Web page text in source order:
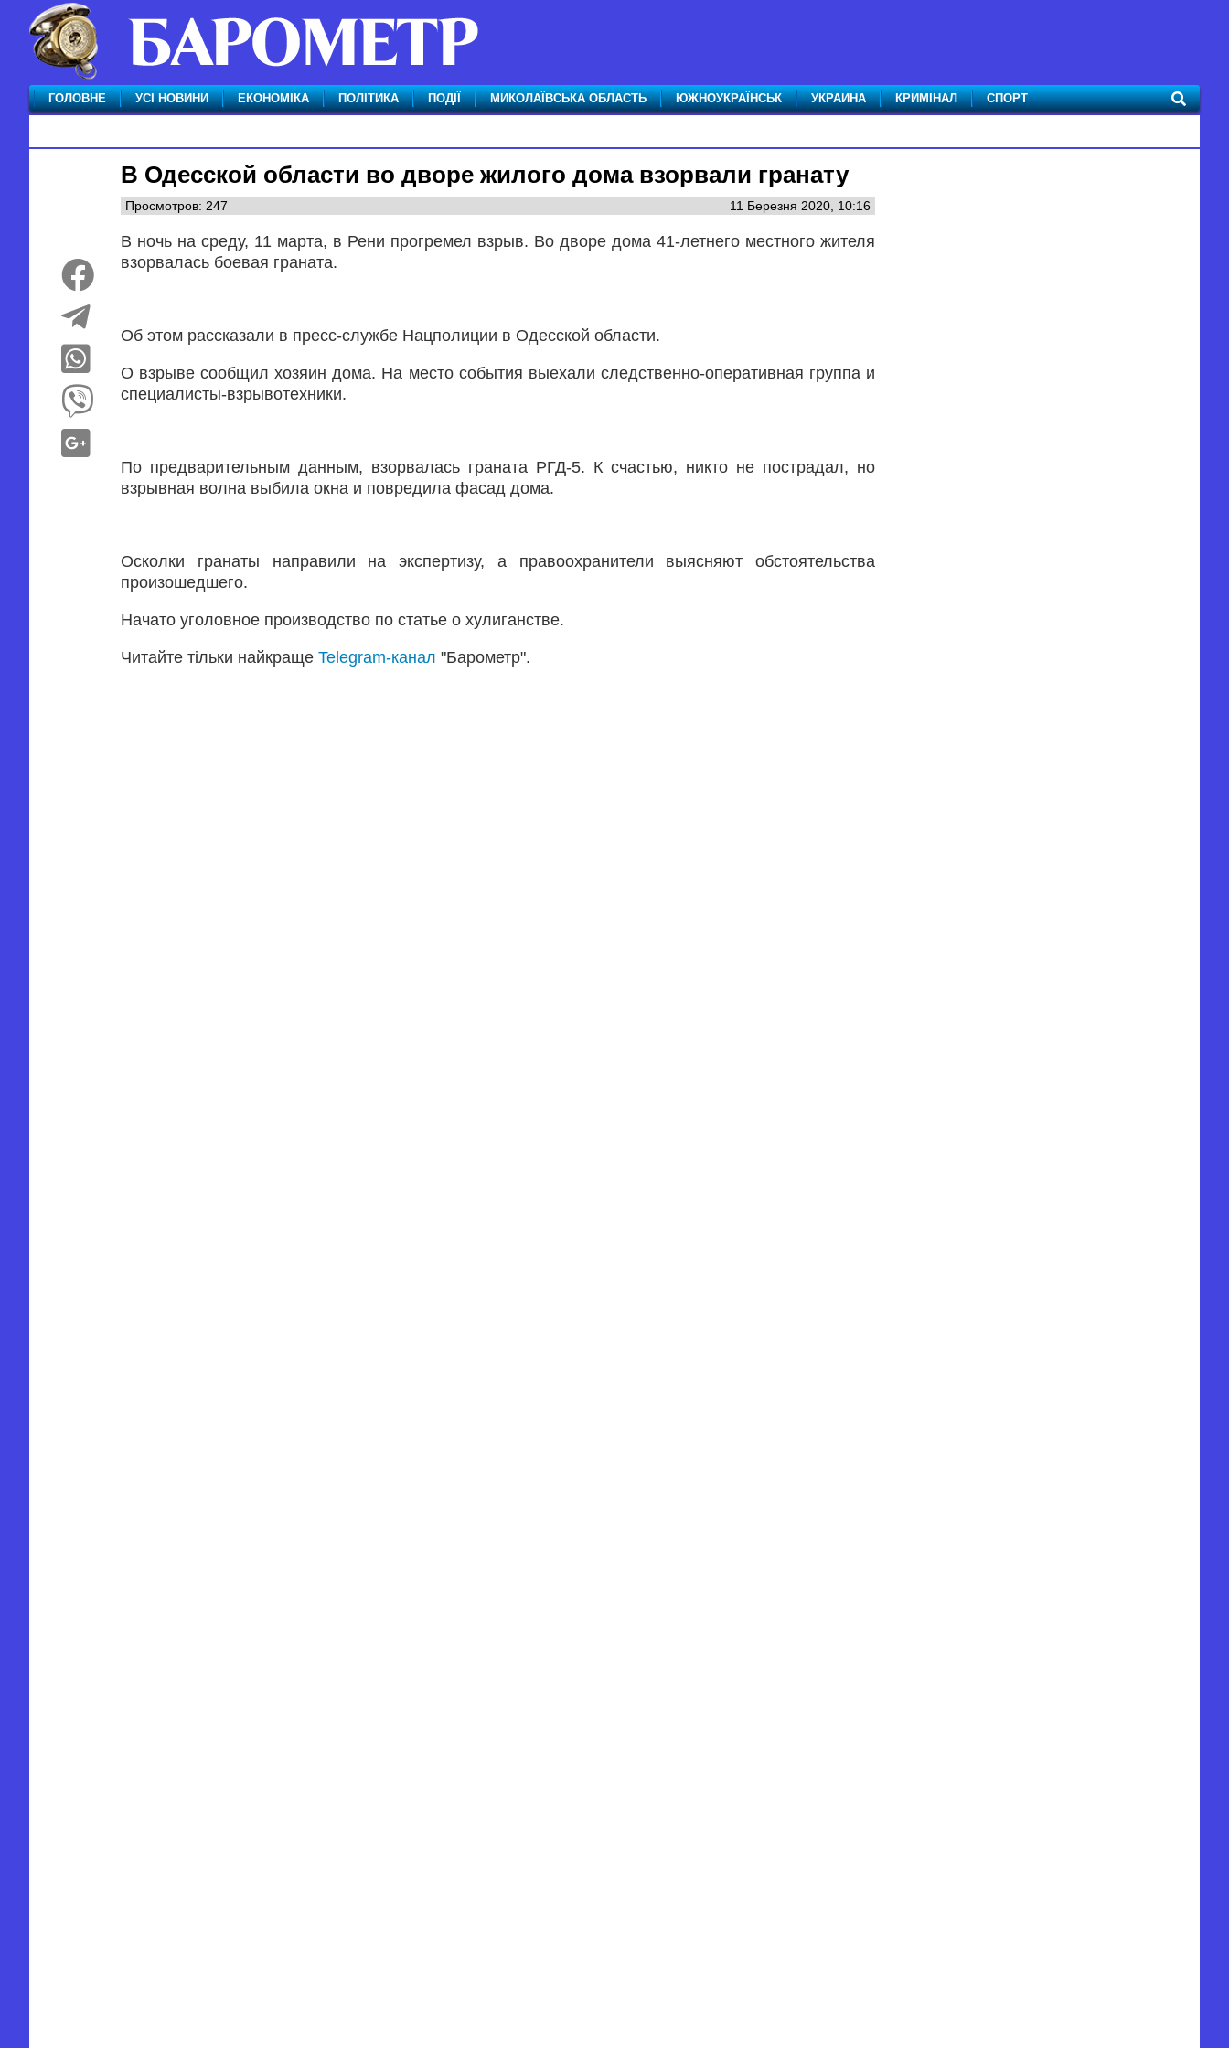
ГОЛОВНЕ УСІ НОВИНИ ЕКОНОМІКА ПОЛІТИКА ПОДІЇ МИКОЛАЇВСЬКА ОБЛАСТЬ ЮЖНОУКРАЇНСЬК УКРАИНА КРИМІНАЛ СПОРТ
В Одесской области во дворе жилого дома взорвали гранату
Просмотров: 247 11 Березня 2020, 10:16
В ночь на среду, 11 марта, в Рени прогремел взрыв. Во дворе дома 41-летнего местного жителя
взорвалась боевая граната.
Об этом рассказали в пресс-службе Нацполиции в Одесской области.
О взрыве сообщил хозяин дома. На место события выехали следственно-оперативная группа и
специалисты-взрывотехники.
По предварительным данным, взорвалась граната РГД-5. К счастью, никто не пострадал, но
взрывная волна выбила окна и повредила фасад дома.
Осколки гранаты направили на экспертизу, а правоохранители выясняют обстоятельства
произошедшего.
Начато уголовное производство по статье о хулиганстве.
Читайте тільки найкраще Telegram-канал "Барометр".